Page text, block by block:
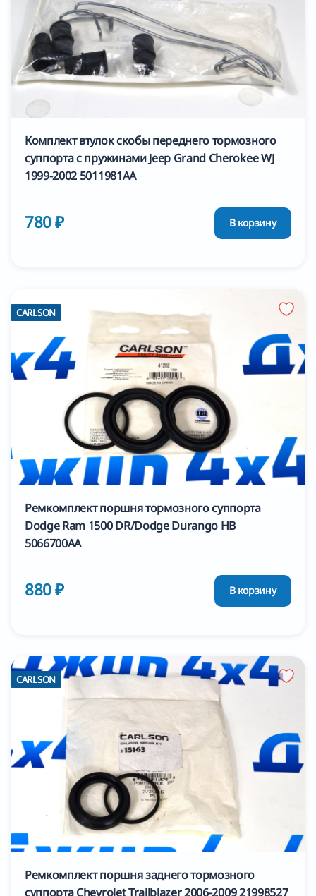
Комплект втулок скобы переднего тормозного
суппорта с пружинами Jeep Grand Cherokee WJ
1999-2002 5011981AA
780 ₽ В корзину
CARLSON
Ремкомплект поршня тормозного суппорта
Dodge Ram 1500 DR/Dodge Durango HB
5066700AA
880 ₽ В корзину
CARLSON
Ремкомплект поршня заднего тормозного
суппорта Chevrolet Trailblazer 2006-2009 21998527